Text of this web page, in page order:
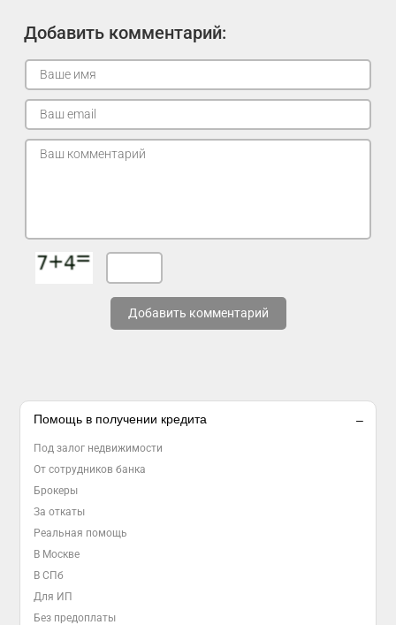
Добавить комментарий:
Добавить комментарий
Помощь в получении кредита
Под залог недвижимости
От сотрудников банка
Брокеры
За откаты
Реальная помощь
В Москве
В СПб
Для ИП
Без предоплаты